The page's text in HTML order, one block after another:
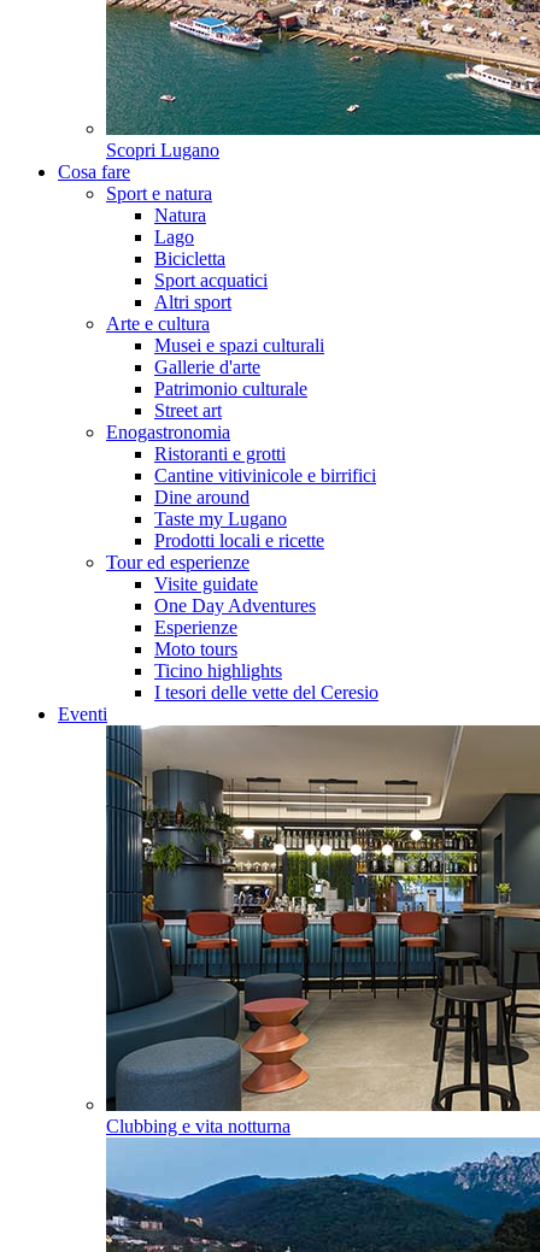
Scopri Lugano
Cosa fare
Sport e natura
Natura
Lago
Bicicletta
Sport acquatici
Altri sport
Arte e cultura
Musei e spazi culturali
Gallerie d'arte
Patrimonio culturale
Street art
Enogastronomia
Ristoranti e grotti
Cantine vitivinicole e birrifici
Dine around
Taste my Lugano
Prodotti locali e ricette
Tour ed esperienze
Visite guidate
One Day Adventures
Esperienze
Moto tours
Ticino highlights
I tesori delle vette del Ceresio
Eventi
Clubbing e vita notturna